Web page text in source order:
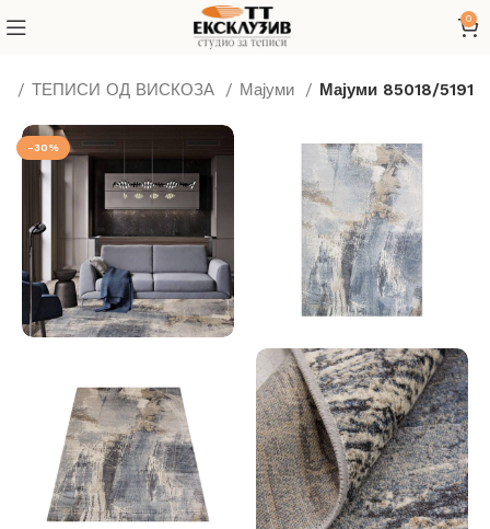
0
ТЕПИСИ ОД ВИСКОЗА Мајуми Мајуми 85018/5191
-30%